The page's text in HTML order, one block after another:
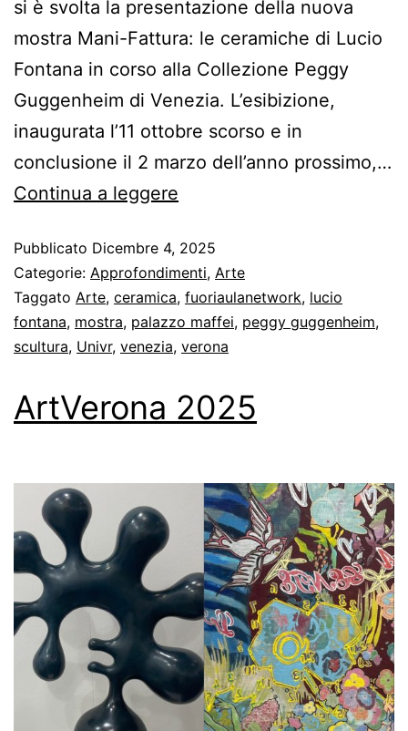
si è svolta la presentazione della nuova
mostra Mani-Fattura: le ceramiche di Lucio
Fontana in corso alla Collezione Peggy
Guggenheim di Venezia. L’esibizione,
inaugurata l’11 ottobre scorso e in
conclusione il 2 marzo dell’anno prossimo,…
Continua a leggere
Pubblicato Dicembre 4, 2025
Categorie: Approfondimenti, Arte
Taggato Arte, ceramica, fuoriaulanetwork, lucio
fontana, mostra, palazzo maffei, peggy guggenheim,
scultura, Univr, venezia, verona
ArtVerona 2025